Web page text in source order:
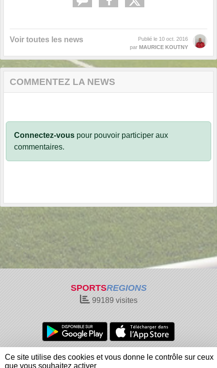
Voir toutes les news Publié le 10 oct. 2016
par MAURICE KOUTNY
COMMENTEZ LA NEWS
Connectez-vous pour pouvoir participer aux
commentaires.
SPORTSREGIONS
99189 visites
Charte cookies
Gestion des cookies
Informations légales
Signaler un contenu inapproprié
Ce site utilise des cookies et vous donne le contrôle sur ceux
que vous souhaitez activer